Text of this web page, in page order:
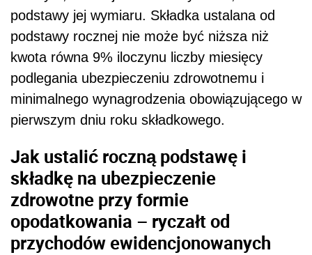
podstawy jej wymiaru. Składka ustalana od
podstawy rocznej nie może być niższa niż
kwota równa 9% iloczynu liczby miesięcy
podlegania ubezpieczeniu zdrowotnemu i
minimalnego wynagrodzenia obowiązującego w
pierwszym dniu roku składkowego.
Jak ustalić roczną podstawę i
składkę na ubezpieczenie
zdrowotne przy formie
opodatkowania – ryczałt od
przychodów ewidencjonowanych